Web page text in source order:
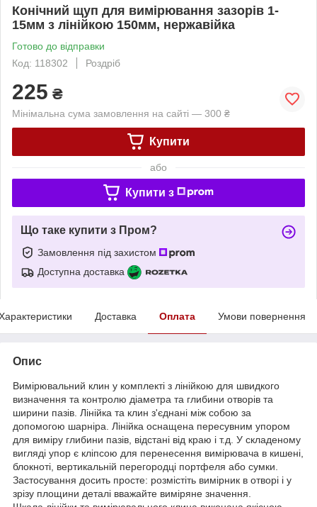
Конічний щуп для вимірювання зазорів 1-
15мм з лінійкою 150мм, нержавійка
Готово до відправки
Код: 118302
Роздріб
225 ₴
Мінімальна сума замовлення на сайті — 300 ₴
Купити
або
Купити з
Що таке купити з Пром?
Замовлення під захистом
Доступна доставка
Доставка Оплата Умови повернення
Опис
Вимірювальний клин у комплекті з лінійкою для швидкого
визначення та контролю діаметра та глибини отворів та
ширини пазів. Лінійка та клин з'єднані між собою за
допомогою шарніра. Лінійка оснащена пересувним упором
для виміру глибини пазів, відстані від краю і т.д. У складеному
вигляді упор є кліпсою для перенесення вимірювача в кишені,
блокноті, вертикальній перегородці портфеля або сумки.
Застосування досить просте: розмістіть вимірник в отворі і у
зрізу площини деталі вважайте виміряне значення.